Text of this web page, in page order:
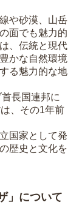
や砂漠、山岳
面でも魅力的
、伝統と現代
かな自然環境
る魅力的な地
長国連邦に
、その1年前
国家として発
歴史と文化を
」について